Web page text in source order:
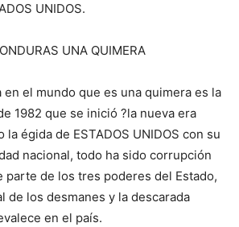
UNIDOS.
UNA QUIMERA
el mundo que es una quimera es la
1982 que se inició ?la nueva era
la égida de ESTADOS UNIDOS con su
nacional, todo ha sido corrupción
parte de los tres poderes del Estado,
de los desmanes y la descarada
en el país.